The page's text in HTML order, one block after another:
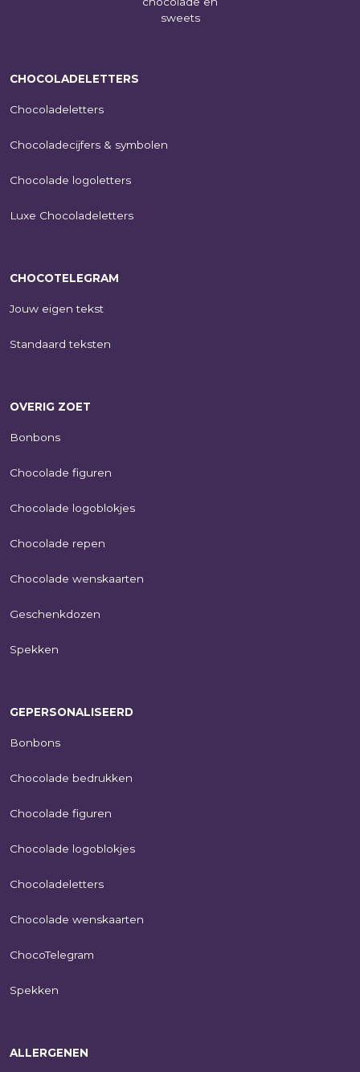
CHOCOLADELETTERS
Chocoladeletters
Chocoladecijfers & symbolen
Chocolade logoletters
Luxe Chocoladeletters
CHOCOTELEGRAM
Jouw eigen tekst
Standaard teksten
OVERIG ZOET
Bonbons
Chocolade figuren
Chocolade logoblokjes
Chocolade repen
Chocolade wenskaarten
Geschenkdozen
Spekken
GEPERSONALISEERD
Bonbons
Chocolade bedrukken
Chocolade figuren
Chocolade logoblokjes
Chocoladeletters
Chocolade wenskaarten
ChocoTelegram
Spekken
ALLERGENEN